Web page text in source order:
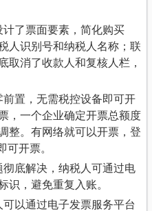
了票面要素，简化购买
人识别号和纳税人名称；联
取消了收款人和复核人栏，
置，无需税控设备即可开
，一个企业确定开票总额度
整。有网络就可以开票，登
可开票。
底解决，纳税人可通过电
识，避免重复入账。
以通过电子发票服务平台